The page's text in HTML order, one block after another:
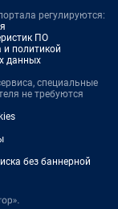
регулируются:
ПО
политикой
данных
специальные
не требуются
без баннерной